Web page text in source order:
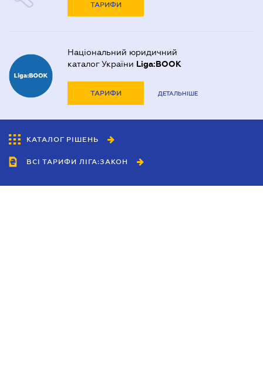
ТАРИФИ
Національний юридичний
каталог України Liga:BOOK
ТАРИФИ ДЕТАЛЬНІШЕ
КАТАЛОГ РІШЕНЬ
ВСІ ТАРИФИ ЛІГА:ЗАКОН